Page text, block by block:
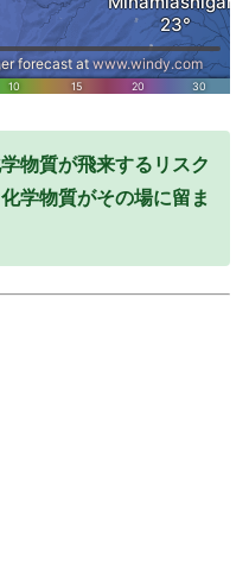
物質が飛来するリスク
学物質がその場に留ま